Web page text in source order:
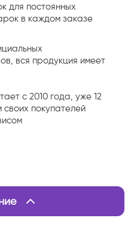
для постоянных
в каждом заказе
вся продукция имеет
с 2010 года, уже 12
покупателей